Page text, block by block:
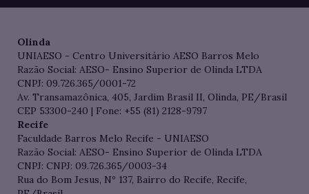
Olinda
UNIAESO - Centro Universitário AESO Barros Melo
Razão Social: AESO- Ensino Superior de Olinda LTDA
CNPJ: 09.726.365/0001-72
Av. Transamazônica, 405, Jardim Brasil II, Olinda, PE/Brasil
CEP 53300-240 | Fone: +55 (81) 2128-9797
Recife
Faculdade Barros Melo Recife - UNIAESO
Razão Social: AESO- Ensino Superior de Olinda LTDA
CNPJ: CNPJ: 09.726.365/0003-34
Rua do Bom Jesus, Nº 137, Bairro do Recife, Recife,